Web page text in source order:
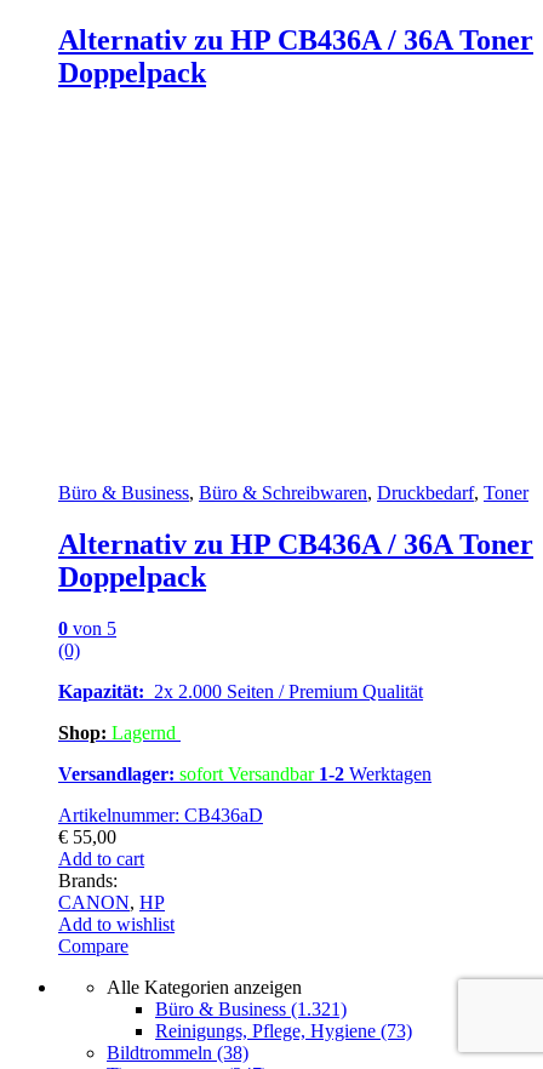
Alternativ zu HP CB436A / 36A Toner
Doppelpack
Büro & Business, Büro & Schreibwaren, Druckbedarf, Toner
Alternativ zu HP CB436A / 36A Toner
Doppelpack
0 von 5
(0)
Kapazität: 2x 2.000 Seiten / Premium Qualität
Shop: Lagernd
Versandlager: sofort Versandbar 1-2 Werktagen
Artikelnummer: CB436aD
€ 55,00
Add to cart
Brands:
CANON, HP
Add to wishlist
Compare
Alle Kategorien anzeigen
Büro & Business (1.321)
Reinigungs, Pflege, Hygiene (73)
Bildtrommeln (38)